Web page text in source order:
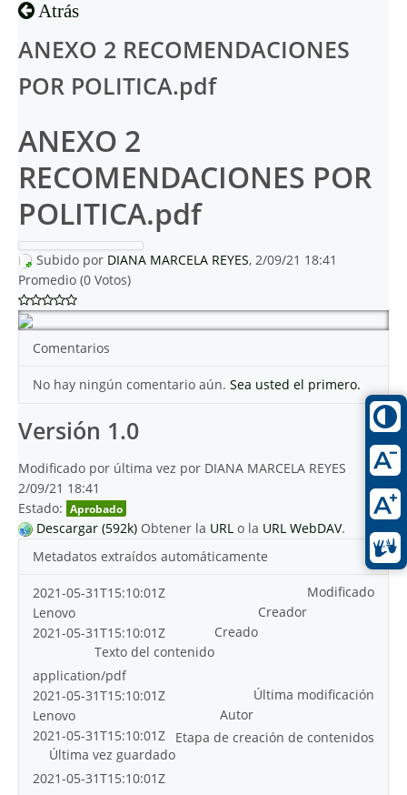
Atrás
ANEXO 2 RECOMENDACIONES
POR POLITICA.pdf
ANEXO 2
RECOMENDACIONES POR
POLITICA.pdf
Subido por DIANA MARCELA REYES, 2/09/21 18:41
Promedio (0 Votos)
Comentarios
No hay ningún comentario aún. Sea usted el primero.
Versión 1.0
Modificado por última vez por DIANA MARCELA REYES
2/09/21 18:41
Estado: Aprobado
Descargar (592k) Obtener la URL o la URL WebDAV.
Metadatos extraídos automáticamente
Modificado
2021-05-31T15:10:01Z
Creador
Lenovo
Creado
2021-05-31T15:10:01Z
Texto del contenido
application/pdf
Última modificación
2021-05-31T15:10:01Z
Autor
Lenovo
Etapa de creación de contenidos
2021-05-31T15:10:01Z
Última vez guardado
2021-05-31T15:10:01Z